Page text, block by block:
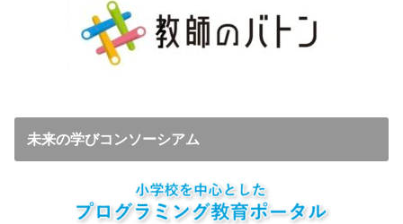
未来の学びコンソーシアム